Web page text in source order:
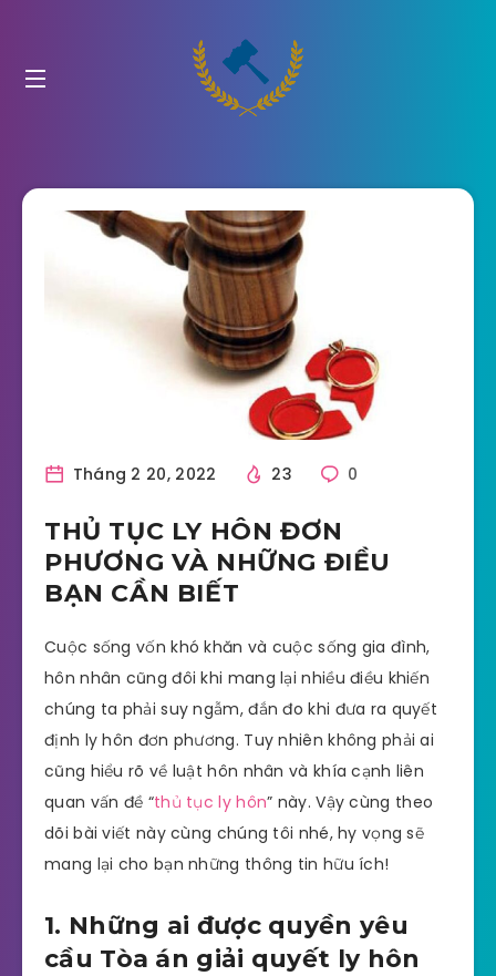
Tháng 2 20, 2022 23 0
THỦ TỤC LY HÔN ĐƠN
PHƯƠNG VÀ NHỮNG ĐIỀU
BẠN CẦN BIẾT
Cuộc sống vốn khó khăn và cuộc sống gia đình,
hôn nhân cũng đôi khi mang lại nhiều điều khiến
chúng ta phải suy ngẫm, đắn đo khi đưa ra quyết
định ly hôn đơn phương. Tuy nhiên không phải ai
cũng hiểu rõ về luật hôn nhân và khía cạnh liên
quan vấn đề “thủ tục ly hôn” này. Vậy cùng theo
dõi bài viết này cùng chúng tôi nhé, hy vọng sẽ
mang lại cho bạn những thông tin hữu ích!
1. Những ai được quyền yêu
cầu Tòa án giải quyết ly hôn